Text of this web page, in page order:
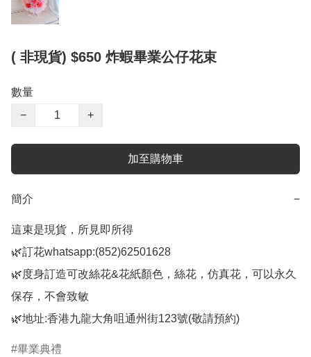
( 非現貨) $650 炸蝦畢業公仔花束
數量
−
+
加至購物車
簡介 −
這束是現貨，所見即所得
🌿訂花whatsapp:(852)62501628
🌿度身訂造可改絲花&花紙顏色，絲花，仿真花，可以永久
保存，不會致敏
🌿地址:香港九龍大角咀通州街123號(敬請預約)
畢業典禮